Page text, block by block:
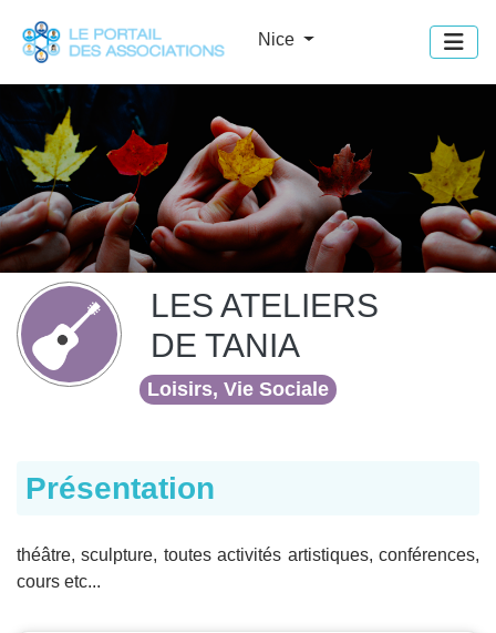
Nice
LES ATELIERS
DE TANIA
Loisirs, Vie Sociale
Présentation
théâtre, sculpture, toutes activités artistiques, conférences,
cours etc...